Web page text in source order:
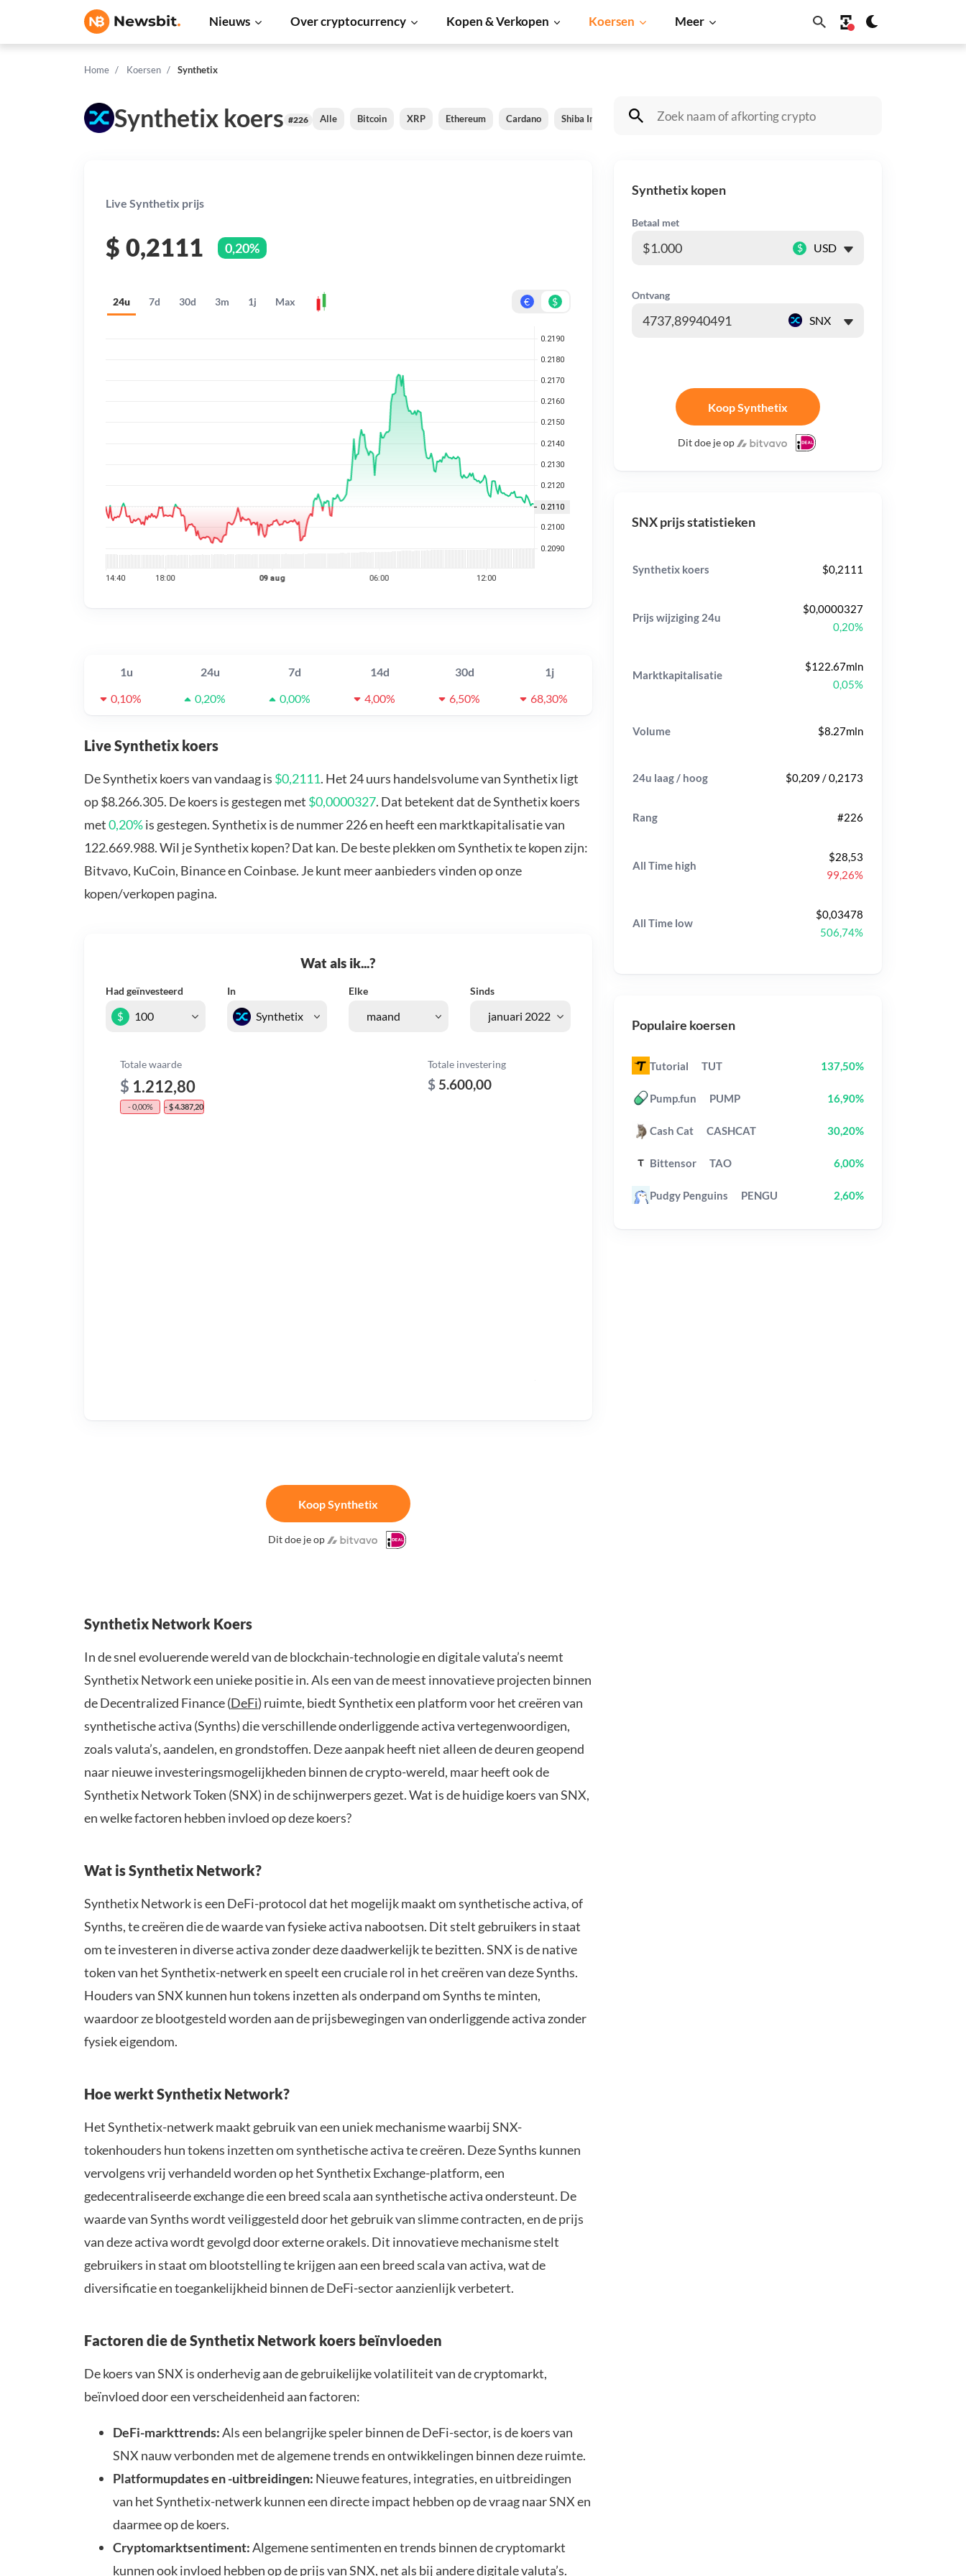
Nieuws Over cryptocurrency Kopen & Verkopen Koersen Meer
Home Koersen Synthetix
Synthetix koers #226 Alle Bitcoin XRP Ethereum Cardano Shiba Inu Dogecoin Solana BNB
Live Synthetix prijs
$ 0,2111 0,20%
24u 7d 30d 3m 1j Max € $
1u 24u 7d 14d 30d
1j
0,10%
0,20% 0,00% 4,00% 6,50% 68,30%
Live Synthetix koers
De Synthetix koers van vandaag is $0,2111. Het 24 uurs handelsvolume van Synthetix ligt
op $8.266.305. De koers is gestegen met $0,0000327. Dat betekent dat de Synthetix koers
met0,20%is gestegen. Synthetix is de nummer 226 en heeft een marktkapitalisatie van
122.669.988. Wil je Synthetix kopen? Dat kan. De beste plekken om Synthetix te kopen zijn:
Bitvavo, KuCoin, Binance en Coinbase. Je kunt meer aanbieders vinden op onze
kopen/verkopen pagina.
Wat als ik...?
Had geïnvesteerd In Elke Sinds
$
Totale waarde
$ 1.212,80
- 0,00% - $ 4.387,20
Totale investering
$ 5.600,00
Koop Synthetix
Dit doe je op
Synthetix Network Koers
In de snel evoluerende wereld van de blockchain-technologie en digitale valuta’s neemt
Synthetix Network een unieke positie in. Als een van de meest innovatieve projecten binnen
de Decentralized Finance (DeFi) ruimte, biedt Synthetix een platform voor het creëren van
synthetische activa (Synths) die verschillende onderliggende activa vertegenwoordigen,
zoals valuta’s, aandelen, en grondstoffen. Deze aanpak heeft niet alleen de deuren geopend
naar nieuwe investeringsmogelijkheden binnen de crypto-wereld, maar heeft ook de
Synthetix Network Token (SNX) in de schijnwerpers gezet. Wat is de huidige koers van SNX,
en welke factoren hebben invloed op deze koers?
Wat is Synthetix Network?
Synthetix Network is een DeFi-protocol dat het mogelijk maakt om synthetische activa, of
Synths, te creëren die de waarde van fysieke activa nabootsen. Dit stelt gebruikers in staat
om te investeren in diverse activa zonder deze daadwerkelijk te bezitten. SNX is de native
token van het Synthetix-netwerk en speelt een cruciale rol in het creëren van deze Synths.
Houders van SNX kunnen hun tokens inzetten als onderpand om Synths te minten,
waardoor ze blootgesteld worden aan de prijsbewegingen van onderliggende activa zonder
fysiek eigendom.
Hoe werkt Synthetix Network?
Het Synthetix-netwerk maakt gebruik van een uniek mechanisme waarbij SNX-
tokenhouders hun tokens inzetten om synthetische activa te creëren. Deze Synths kunnen
vervolgens vrij verhandeld worden op het Synthetix Exchange-platform, een
gedecentraliseerde exchange die een breed scala aan synthetische activa ondersteunt. De
waarde van Synths wordt veiliggesteld door het gebruik van slimme contracten, en de prijs
van deze activa wordt gevolgd door externe orakels. Dit innovatieve mechanisme stelt
gebruikers in staat om blootstelling te krijgen aan een breed scala van activa, wat de
diversificatie en toegankelijkheid binnen de DeFi-sector aanzienlijk verbetert.
Factoren die de Synthetix Network koers beïnvloeden
De koers van SNX is onderhevig aan de gebruikelijke volatiliteit van de cryptomarkt,
beïnvloed door een verscheidenheid aan factoren:
DeFi-markttrends:Als een belangrijke speler binnen de DeFi-sector, is de koers van
SNX nauw verbonden met de algemene trends en ontwikkelingen binnen deze ruimte.
Platformupdates en -uitbreidingen: Nieuwe features, integraties, en uitbreidingen
van het Synthetix-netwerk kunnen een directe impact hebben op de vraag naar SNX en
daarmee op de koers.
Cryptomarktsentiment:Algemene sentimenten en trends binnen de cryptomarkt
kunnen ook invloed hebben op de prijs van SNX, net als bij andere digitale valuta’s.
Synthetix kopen
Betaal met
$
Ontvang
Koop Synthetix
Dit doe je op
SNX prijs statistieken
Synthetix koers $0,2111
Prijs wijziging 24u
$0,0000327
0,20%
Marktkapitalisatie
$122.67mln
0,05%
Volume $8.27mln
24u laag / hoog $0,209 / 0,2173
Rang #226
All Time high
$28,53
99,26%
All Time low
$0,03478
506,74%
Populaire koersen
Tutorial TUT 137,50%
Pump.fun PUMP 16,90%
Cash Cat CASHCAT 30,20%
Bittensor TAO 6,00%
Pudgy Penguins PENGU 2,60%